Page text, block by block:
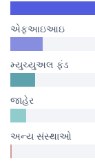
એફઆઇઆઇ
મ્યુચ્યુઅલ ફંડ
જાહેર
અન્ય સંસ્થાઓ